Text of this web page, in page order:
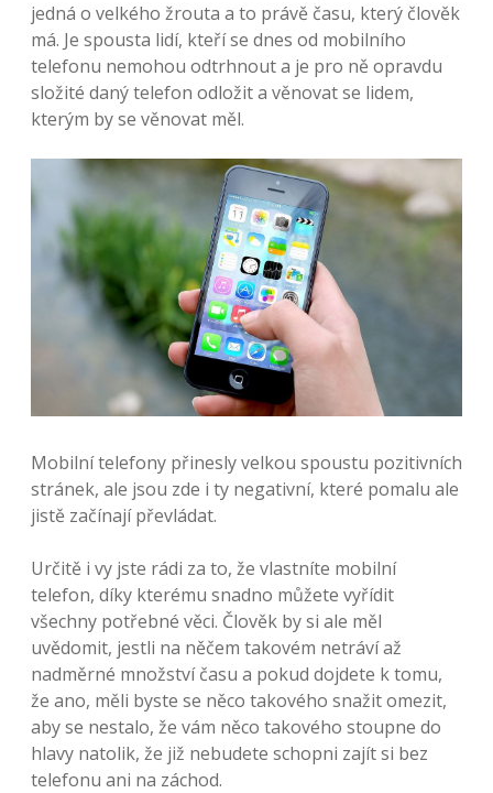
jedná o velkého žrouta a to právě času, který člověk
má. Je spousta lidí, kteří se dnes od mobilního
telefonu nemohou odtrhnout a je pro ně opravdu
složité daný telefon odložit a věnovat se lidem,
kterým by se věnovat měl.
Mobilní telefony přinesly velkou spoustu pozitivních
stránek, ale jsou zde i ty negativní, které pomalu ale
jistě začínají převládat.
Určitě i vy jste rádi za to, že vlastníte mobilní
telefon, díky kterému snadno můžete vyřídit
všechny potřebné věci. Člověk by si ale měl
uvědomit, jestli na něčem takovém netráví až
nadměrné množství času a pokud dojdete k tomu,
že ano, měli byste se něco takového snažit omezit,
aby se nestalo, že vám něco takového stoupne do
hlavy natolik, že již nebudete schopni zajít si bez
telefonu ani na záchod.